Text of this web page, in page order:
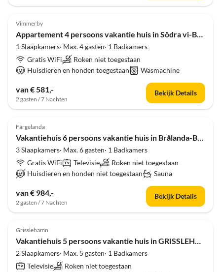
4.0 (3)
Vimmerby
Appartement 4 persoons vakantie huis in Södra vi-By Traum
1 Slaapkamers· Max. 4 gasten· 1 Badkamers
Gratis WiFi
Roken niet toegestaan
Huisdieren en honden toegestaan
Wasmachine
van € 581,-
2 gasten / 7 Nachten
Bekijk Details
4.0 (3)
Färgelanda
Vakantiehuis 6 persoons vakantie huis in Brålanda-By Traum
3 Slaapkamers· Max. 6 gasten· 1 Badkamers
Gratis WiFi
Televisie
Roken niet toegestaan
Huisdieren en honden niet toegestaan
Sauna
van € 984,-
2 gasten / 7 Nachten
Bekijk Details
4.0 (3)
Grisslehamn
Vakantiehuis 5 persoons vakantie huis in GRISSLEHAMN-By Traum
2 Slaapkamers· Max. 5 gasten· 1 Badkamers
Televisie
Roken niet toegestaan